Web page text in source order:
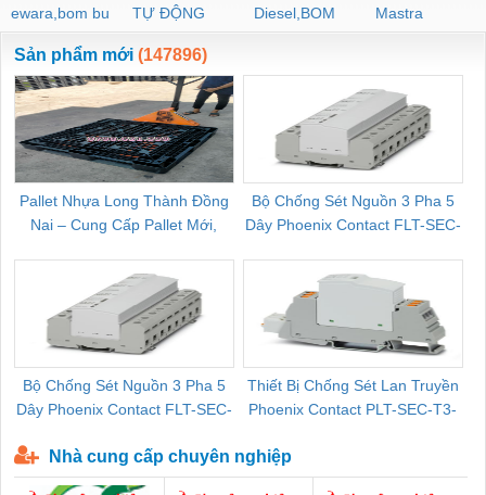
ewara,bom bu
ewara
TỰ ĐỘNG
Diesel,BOM
CHUA CHAY
Mastra
Sản phẩm mới (147896)
Pallet Nhựa Long Thành Đồng
Nai – Cung Cấp Pallet Mới,
Bộ Chống Sét Nguồn 3 Pha 5
Dây Phoenix Contact FLT-SEC-
Bộ Chống Sét Nguồn 3 Pha 5
Dây Phoenix Contact FLT-SEC-
Thiết Bị Chống Sét Lan Truyền
Phoenix Contact PLT-SEC-T3-
Nhà cung cấp chuyên nghiệp